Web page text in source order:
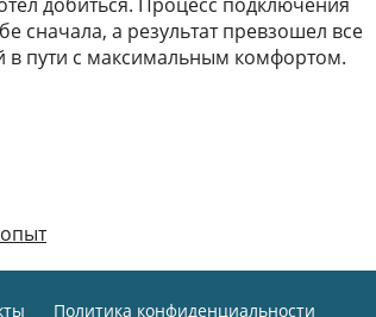
сначала, а результат превзошел все
в пути с максимальным комфортом.
Политика конфиденциальности